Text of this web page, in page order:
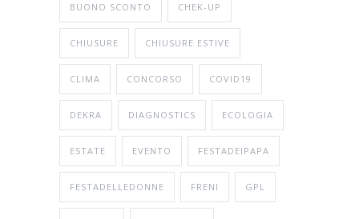
BUONO SCONTO CHEK-UP
CHIUSURE CHIUSURE ESTIVE
CLIMA CONCORSO COVID19
DEKRA DIAGNOSTICS ECOLOGIA
ESTATE EVENTO FESTADEIPAPA
FESTADELLEDONNE FRENI GPL